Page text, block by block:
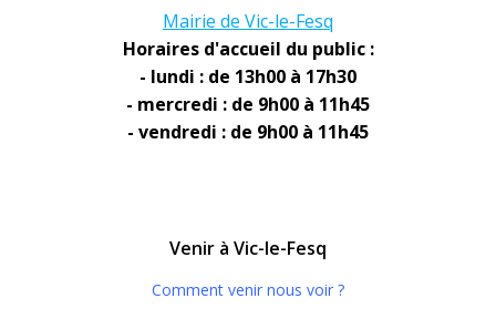
Mairie de Vic-le-Fesq
Horaires d'accueil du public :
- lundi : de 13h00 à 17h30
- mercredi : de 9h00 à 11h45
- vendredi : de 9h00 à 11h45
Venir à Vic-le-Fesq
Comment venir nous voir ?